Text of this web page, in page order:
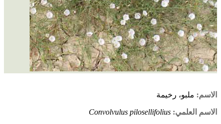
الاسم: ملبو، رخيمة
الاسم العلمي: Convolvulus pilosellifolius